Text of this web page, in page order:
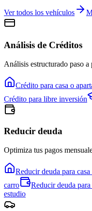
Ver todos los vehículos
Análisis de Créditos
Análisis estructurado paso a
Crédito para casa o
Crédito para libre inversión
Reducir deuda
Optimiza tus pagos
Reducir deuda para
carro
Reducir deuda para
estudio